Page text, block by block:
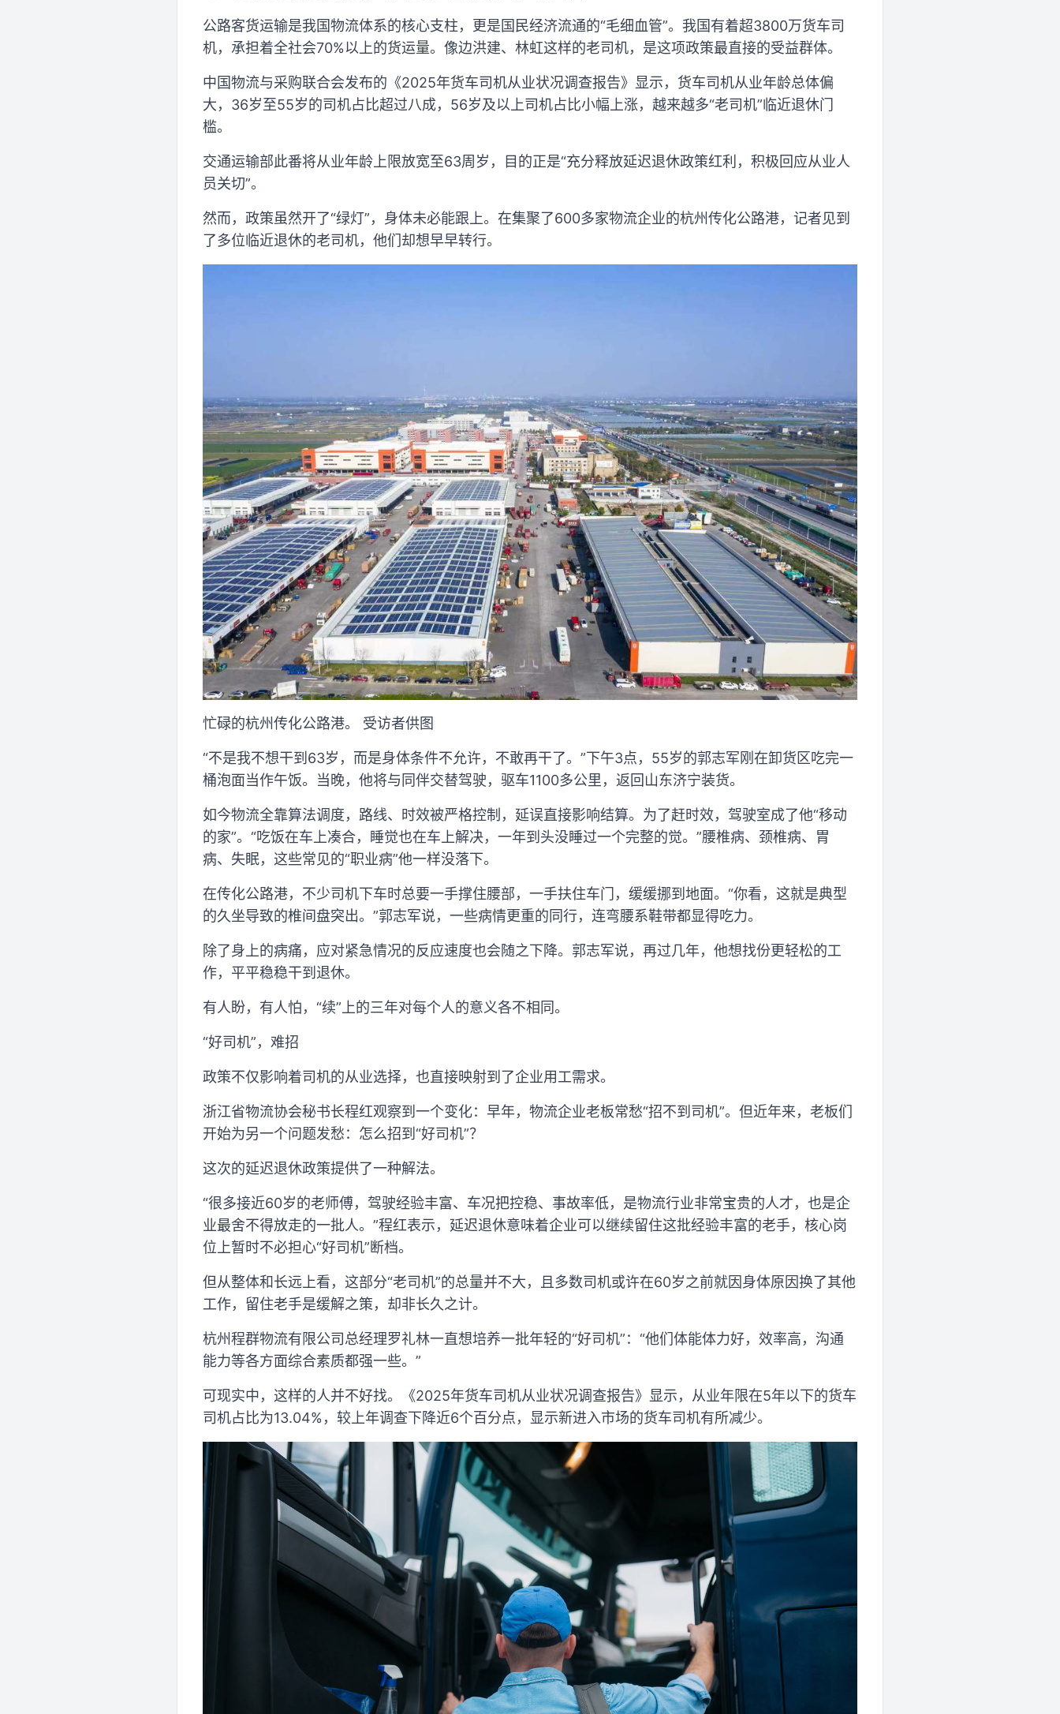
公路客货运输是我国物流体系的核心支柱，更是国民经济流通的“毛细血管”。我国有着超3800万货车司
机，承担着全社会70%以上的货运量。像边洪建、林虹这样的老司机，是这项政策最直接的受益群体。
中国物流与采购联合会发布的《2025年货车司机从业状况调查报告》显示，货车司机从业年龄总体偏
大，36岁至55岁的司机占比超过八成，56岁及以上司机占比小幅上涨，越来越多“老司机”临近退休门
槛。
交通运输部此番将从业年龄上限放宽至63周岁，目的正是“充分释放延迟退休政策红利，积极回应从业人
员关切”。
然而，政策虽然开了“绿灯”，身体未必能跟上。在集聚了600多家物流企业的杭州传化公路港，记者见到
了多位临近退休的老司机，他们却想早早转行。
忙碌的杭州传化公路港。 受访者供图
“不是我不想干到63岁，而是身体条件不允许，不敢再干了。”下午3点，55岁的郭志军刚在卸货区吃完一
桶泡面当作午饭。当晚，他将与同伴交替驾驶，驱车1100多公里，返回山东济宁装货。
如今物流全靠算法调度，路线、时效被严格控制，延误直接影响结算。为了赶时效，驾驶室成了他“移动
的家”。“吃饭在车上凑合，睡觉也在车上解决，一年到头没睡过一个完整的觉。”腰椎病、颈椎病、胃
病、失眠，这些常见的“职业病”他一样没落下。
在传化公路港，不少司机下车时总要一手撑住腰部，一手扶住车门，缓缓挪到地面。“你看，这就是典型
的久坐导致的椎间盘突出。”郭志军说，一些病情更重的同行，连弯腰系鞋带都显得吃力。
除了身上的病痛，应对紧急情况的反应速度也会随之下降。郭志军说，再过几年，他想找份更轻松的工
作，平平稳稳干到退休。
有人盼，有人怕，“续”上的三年对每个人的意义各不相同。
“好司机”，难招
政策不仅影响着司机的从业选择，也直接映射到了企业用工需求。
浙江省物流协会秘书长程红观察到一个变化：早年，物流企业老板常愁“招不到司机”。但近年来，老板们
开始为另一个问题发愁：怎么招到“好司机”？
这次的延迟退休政策提供了一种解法。
“很多接近60岁的老师傅，驾驶经验丰富、车况把控稳、事故率低，是物流行业非常宝贵的人才，也是企
业最舍不得放走的一批人。”程红表示，延迟退休意味着企业可以继续留住这批经验丰富的老手，核心岗
位上暂时不必担心“好司机”断档。
但从整体和长远上看，这部分“老司机”的总量并不大，且多数司机或许在60岁之前就因身体原因换了其他
工作，留住老手是缓解之策，却非长久之计。
杭州程群物流有限公司总经理罗礼林一直想培养一批年轻的“好司机”：“他们体能体力好，效率高，沟通
能力等各方面综合素质都强一些。”
可现实中，这样的人并不好找。《2025年货车司机从业状况调查报告》显示，从业年限在5年以下的货车
司机占比为13.04%，较上年调查下降近6个百分点，显示新进入市场的货车司机有所减少。